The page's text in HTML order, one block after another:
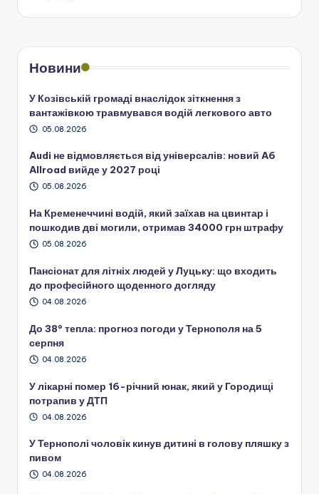
Новини
У Козівській громаді внаслідок зіткнення з
вантажівкою травмувався водій легкового авто
05.08.2026
Audi не відмовляється від універсалів: новий A6
Allroad вийде у 2027 році
05.08.2026
На Кременеччині водій, який заїхав на цвинтар і
пошкодив дві могили, отримав 34000 грн штрафу
05.08.2026
Пансіонат для літніх людей у Луцьку: що входить
до професійного щоденного догляду
04.08.2026
До 38° тепла: прогноз погоди у Тернополя на 5
серпня
04.08.2026
У лікарні помер 16-річний юнак, який у Городищі
потрапив у ДТП
04.08.2026
У Тернополі чоловік кинув дитині в голову пляшку з
пивом
04.08.2026